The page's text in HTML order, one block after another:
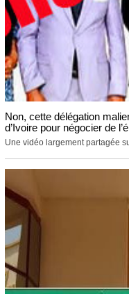
Non, cette délégation
d’Ivoire pour négocier de
Une vidéo largement partagée